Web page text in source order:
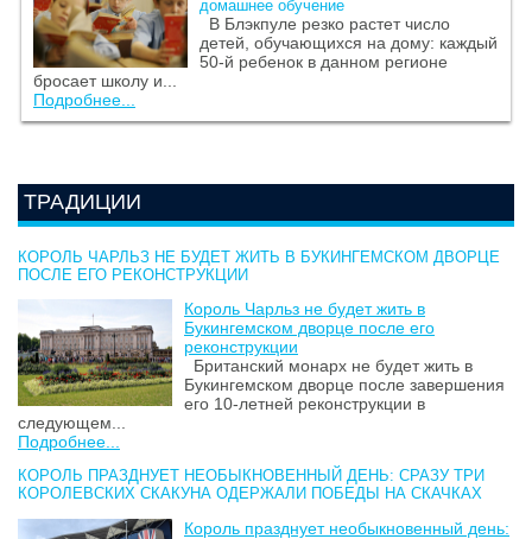
домашнее обучение
В Блэкпуле резко растет число
детей, обучающихся на дому: каждый
50-й ребенок в данном регионе
бросает школу и...
Подробнее...
ТРАДИЦИИ
КОРОЛЬ ЧАРЛЬЗ НЕ БУДЕТ ЖИТЬ В БУКИНГЕМСКОМ ДВОРЦЕ
ПОСЛЕ ЕГО РЕКОНСТРУКЦИИ
Король Чарльз не будет жить в
Букингемском дворце после его
реконструкции
Британский монарх не будет жить в
Букингемском дворце после завершения
его 10-летней реконструкции в
следующем...
Подробнее...
КОРОЛЬ ПРАЗДНУЕТ НЕОБЫКНОВЕННЫЙ ДЕНЬ: СРАЗУ ТРИ
КОРОЛЕВСКИХ СКАКУНА ОДЕРЖАЛИ ПОБЕДЫ НА СКАЧКАХ
Король празднует необыкновенный день: